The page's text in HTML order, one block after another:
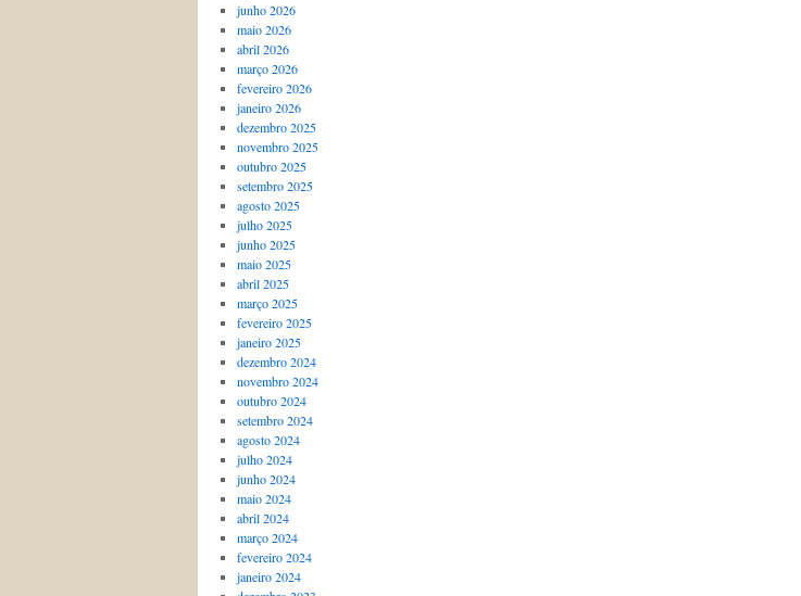
junho 2026
maio 2026
abril 2026
março 2026
fevereiro 2026
janeiro 2026
dezembro 2025
novembro 2025
outubro 2025
setembro 2025
agosto 2025
julho 2025
junho 2025
maio 2025
abril 2025
março 2025
fevereiro 2025
janeiro 2025
dezembro 2024
novembro 2024
outubro 2024
setembro 2024
agosto 2024
julho 2024
junho 2024
maio 2024
abril 2024
março 2024
fevereiro 2024
janeiro 2024